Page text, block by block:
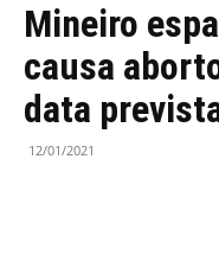
Mineiro
causa
data
12/01/2021